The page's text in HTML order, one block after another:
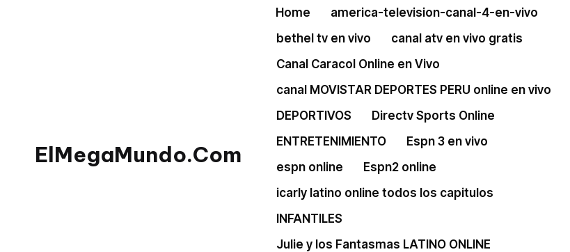
ElMegaMundo.Com
Home
america-television-canal-4-en-vivo
bethel tv en vivo
canal atv en vivo gratis
Canal Caracol Online en Vivo
canal MOVISTAR DEPORTES PERU online en vivo
DEPORTIVOS
Directv Sports Online
ENTRETENIMIENTO
Espn 3 en vivo
espn online
Espn2 online
icarly latino online todos los capitulos
INFANTILES
Julie y los Fantasmas LATINO ONLINE